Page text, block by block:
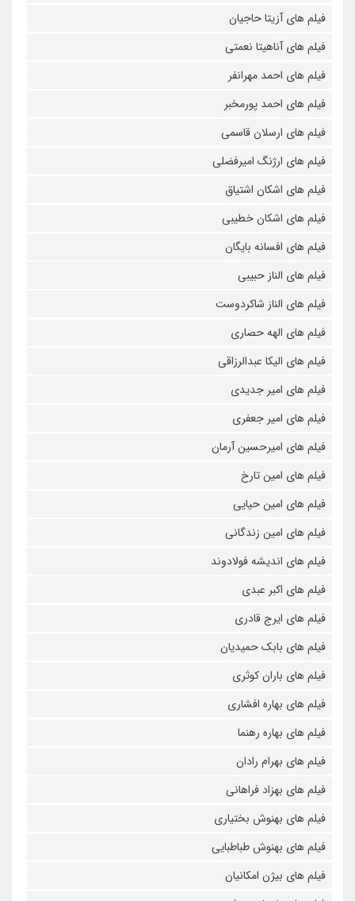
فیلم های آزیتا حاجیان
فیلم های آناهیتا نعمتی
فیلم های احمد مهرانفر
فیلم های احمد پورمخبر
فیلم های ارسلان قاسمی
فیلم های ارژنگ امیرفضلی
فیلم های اشکان اشتیاق
فیلم های اشکان خطیبی
فیلم های افسانه بایگان
فیلم های الناز حبیبی
فیلم های الناز شاکردوست
فیلم های الهه حصاری
فیلم های الیکا عبدالرزاقی
فیلم های امیر جدیدی
فیلم های امیر جعفری
فیلم های امیرحسین آرمان
فیلم های امین تارخ
فیلم های امین حیایی
فیلم های امین زندگانی
فیلم های اندیشه فولادوند
فیلم های اکبر عبدی
فیلم های ایرج قادری
فیلم های بابک حمیدیان
فیلم های باران کوثری
فیلم های بهاره افشاری
فیلم های بهاره رهنما
فیلم های بهرام رادان
فیلم های بهزاد فراهانی
فیلم های بهنوش بختیاری
فیلم های بهنوش طباطبایی
فیلم های بیژن امکانیان